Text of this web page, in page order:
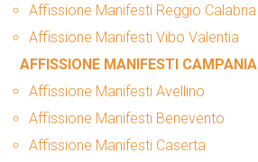
Affissione Manifesti Reggio Calabria
Affissione Manifesti Vibo Valentia
AFFISSIONE MANIFESTI CAMPANIA
Affissione Manifesti Avellino
Affissione Manifesti Benevento
Affissione Manifesti Caserta